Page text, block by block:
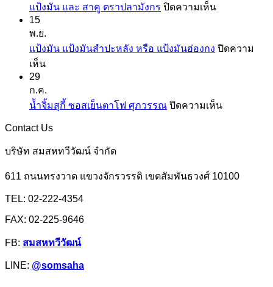
แป้งมัน และ สาคู ตราปลามังกร ปิดความเห็นบน
และ
15
พ.ย.
แป้งมัน แป้งมันสำปะหลัง หรือ แป้งมันฮ่องกง ปิดความ
เห็นบน
มัน
แป้ง
มัน
หรือ
ฮ่องกง
29
ก.ค.
น้ำจิ้มสุกี้ ซอสเย็นตาโฟ ศุภวรรณ ปิดความเห็นบน
ซอส
Contact Us
บริษัท สมสหทวีวัฒน์ จำกัด
611 ถนนทรงวาด แขวงจักรวรรดิ เขตสัมพันธวงศ์ 10100
TEL: 02-222-4354
FAX: 02-225-9646
FB: สมสหทวีวัฒน์
LINE: @somsaha